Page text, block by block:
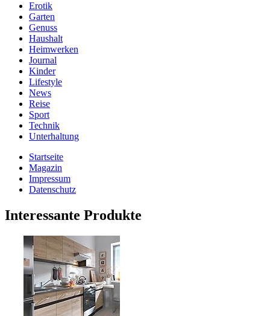
Erotik
Garten
Genuss
Haushalt
Heimwerken
Journal
Kinder
Lifestyle
News
Reise
Sport
Technik
Unterhaltung
Startseite
Magazin
Impressum
Datenschutz
Interessante Produkte